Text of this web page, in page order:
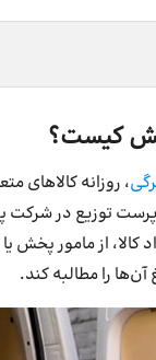
کیست؟
، روزانه
توزیع در
کالا، از مامور
را مطالبه کند.